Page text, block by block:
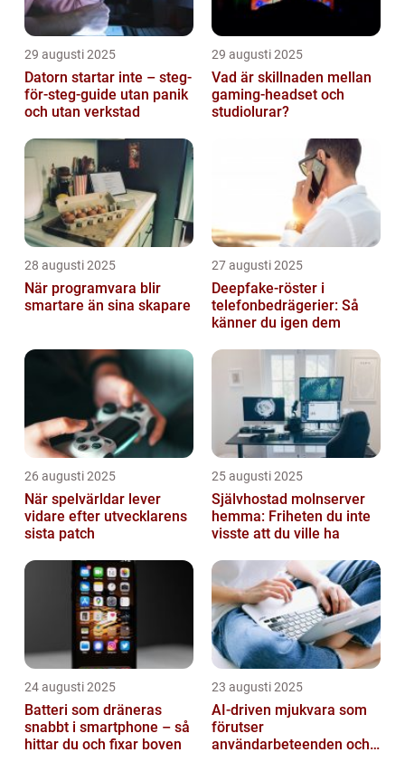
29 augusti 2025
Datorn startar inte – steg-
för-steg-guide utan panik
och utan verkstad
29 augusti 2025
Vad är skillnaden mellan
gaming-headset och
studiolurar?
28 augusti 2025
När programvara blir
smartare än sina skapare
27 augusti 2025
Deepfake-röster i
telefonbedrägerier: Så
känner du igen dem
26 augusti 2025
När spelvärldar lever
vidare efter utvecklarens
sista patch
25 augusti 2025
Självhostad molnserver
hemma: Friheten du inte
visste att du ville ha
24 augusti 2025
Batteri som dräneras
snabbt i smartphone – så
hittar du och fixar boven
23 augusti 2025
AI-driven mjukvara som
förutser
användarbeteenden och